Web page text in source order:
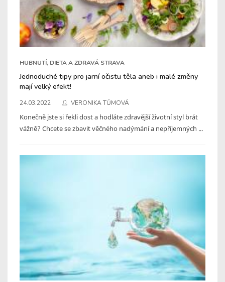
HUBNUTÍ, DIETA A ZDRAVÁ STRAVA
Jednoduché tipy pro jarní očistu těla aneb i malé změny
mají velký efekt!
24.03.2022 VERONIKA TŮMOVÁ
Konečně jste si řekli dost a hodláte zdravější životní styl brát
vážně? Chcete se zbavit věčného nadýmání a nepříjemných ...